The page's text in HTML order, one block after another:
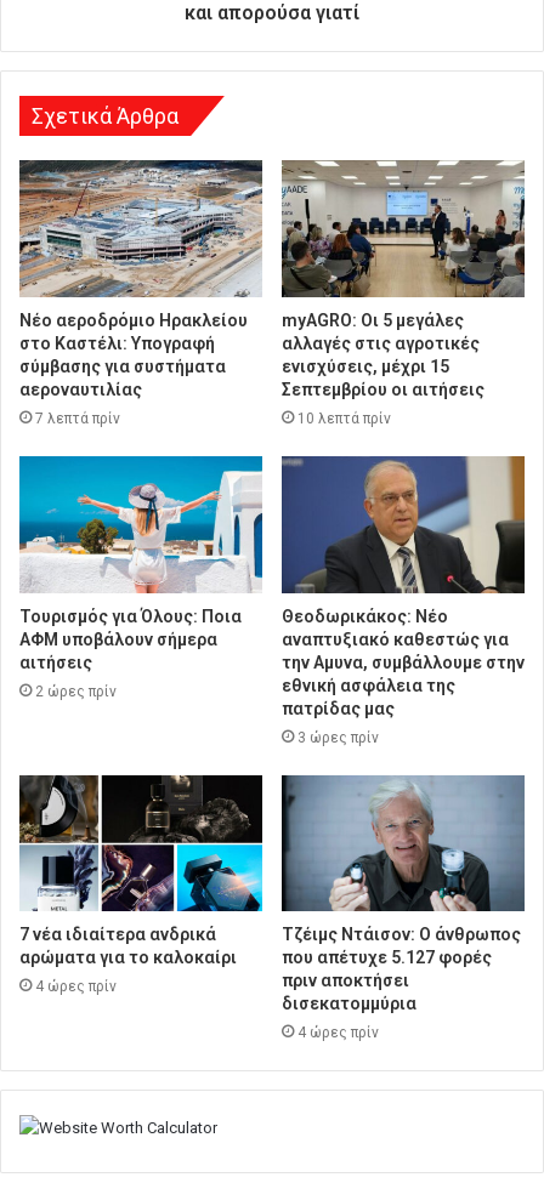
ν
και απορούσα γιατί
Σχετικά Άρθρα
Νέο αεροδρόμιο Ηρακλείου
στο Καστέλι: Υπογραφή
σύμβασης για συστήματα
αεροναυτιλίας
7 λεπτά πρίν
myAGRO: Οι 5 μεγάλες
αλλαγές στις αγροτικές
ενισχύσεις, μέχρι 15
Σεπτεμβρίου οι αιτήσεις
10 λεπτά πρίν
Τουρισμός για Όλους: Ποια
ΑΦΜ υποβάλουν σήμερα
αιτήσεις
2 ώρες πρίν
Θεοδωρικάκος: Νέο
αναπτυξιακό καθεστώς για
την Αμυνα, συμβάλλουμε στην
εθνική ασφάλεια της
πατρίδας μας
3 ώρες πρίν
7 νέα ιδιαίτερα ανδρικά
αρώματα για το καλοκαίρι
4 ώρες πρίν
Τζέιμς Ντάισον: Ο άνθρωπος
που απέτυχε 5.127 φορές
πριν αποκτήσει
δισεκατομμύρια
4 ώρες πρίν